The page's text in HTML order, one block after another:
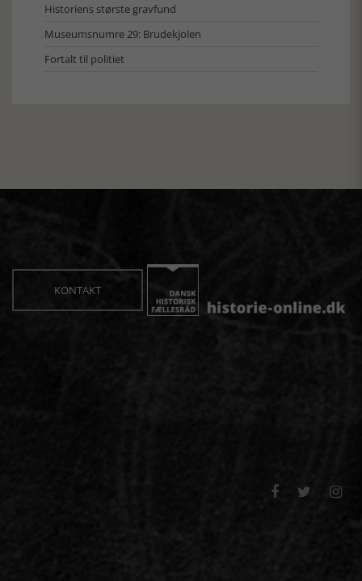
Historiens største gravfund
Museumsnumre 29: Brudekjolen
Fortalt til politiet
KONTAKT
  